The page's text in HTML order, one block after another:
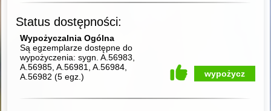
Status dostępności:
Wypożyczalnia Ogólna
Są egzemplarze dostępne do
wypożyczenia:sygn. A.56983,
A.56985, A.56981, A.56984,
A.56982(5 egz.) wypożycz